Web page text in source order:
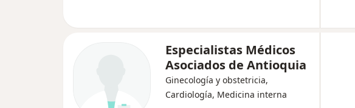
Especialistas Médicos
Asociados de Antioquia
Ginecología y obstetricia,
Cardiología, Medicina interna